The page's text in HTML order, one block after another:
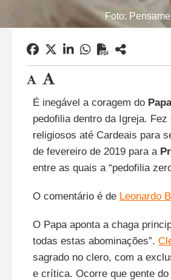
Foto:
É inegável a coragem do
pedofilia dentro da Igreja.
religiosos até Cardeais para
de fevereiro de 2019 para a
entre as quais a “pedofilia
O comentário é de Leonardo
O Papa aponta a chaga
todas estas abominações”.
sagrado no clero, com a
e crítica. Ocorre que gente